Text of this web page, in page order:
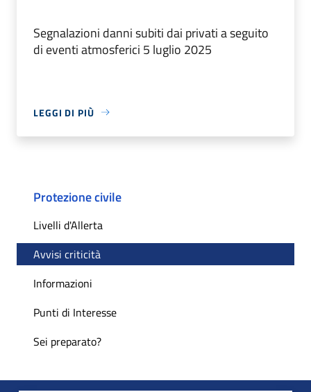
Segnalazioni danni subiti dai privati a seguito
di eventi atmosferici 5 luglio 2025
LEGGI DI PIÙ
Protezione civile
Livelli d'Allerta
Avvisi criticità
Informazioni
Punti di Interesse
Sei preparato?